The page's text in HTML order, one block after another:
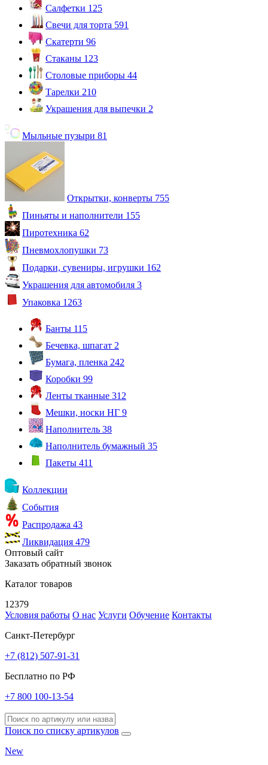
Салфетки 125
Свечи для торта 591
Скатерти 96
Стаканы 123
Столовые приборы 44
Тарелки 210
Украшения для выпечки 2
Мыльные пузыри 81
Открытки, конверты 755
Пиньяты и наполнители 155
Пиротехника 62
Пневмохлопушки 73
Подарки, сувениры, игрушки 162
Украшения для автомобиля 3
Упаковка 1263
Банты 115
Бечевка, шпагат 2
Бумага, пленка 242
Коробки 99
Ленты тканные 312
Мешки, носки НГ 9
Наполнитель 38
Наполнитель бумажный 35
Пакеты 411
Коллекции
События
Распродажа 43
Ликвидация 479
Оптовый сайт
Заказать обратный звонок
Каталог товаров
12379
Условия работы О нас Услуги Обучение Контакты
Санкт-Петербург
+7 (812) 507-91-31
Бесплатно по РФ
+7 800 100-13-54
Поиск по списку артикулов
New